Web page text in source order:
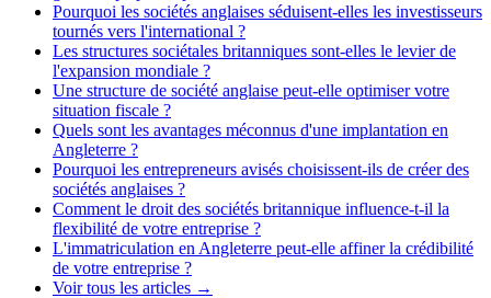
Pourquoi les sociétés anglaises séduisent-elles les investisseurs
tournés vers l'international ?
Les structures sociétales britanniques sont-elles le levier de
l'expansion mondiale ?
Une structure de société anglaise peut-elle optimiser votre
situation fiscale ?
Quels sont les avantages méconnus d'une implantation en
Angleterre ?
Pourquoi les entrepreneurs avisés choisissent-ils de créer des
sociétés anglaises ?
Comment le droit des sociétés britannique influence-t-il la
flexibilité de votre entreprise ?
L'immatriculation en Angleterre peut-elle affiner la crédibilité
de votre entreprise ?
Voir tous les articles →